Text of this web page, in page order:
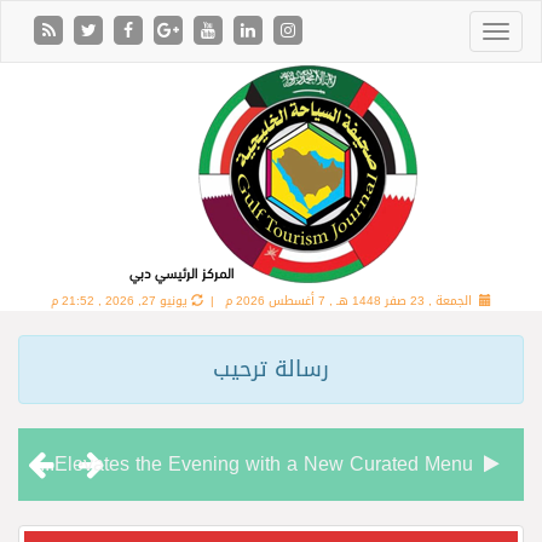
الجمعة , 23 صفر 1448 هـ , 7 أغسطس 2026 م | يونيو 27, 2026 , 21:52 م
رسالة ترحيب
Chamas Bar & Cigar Lounge Elevates the Evening with a New Curated Menu
“شاماس” يقدّم تجربة مسائية راقية مع قائمة جديدة مستوحاة من النكهات البرازيلية